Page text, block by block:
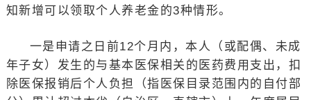
知新增可以领取个人养老金的3种情形。
一是申请之日前12个月内，本人（或配偶、未成
年子女）发生的与基本医保相关的医药费用支出，扣
除医保报销后个人负担（指医保目录范围内的自付部